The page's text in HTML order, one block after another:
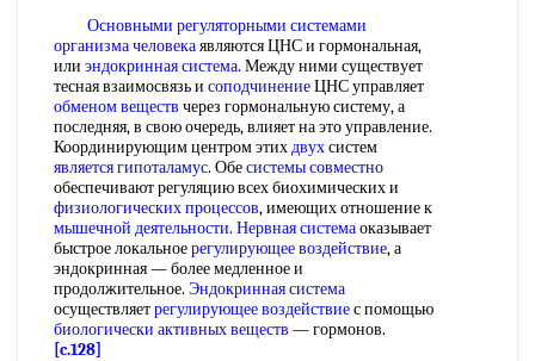
Основными регуляторными системами
организма человекаявляются ЦНС и гормональная,
или эндокринная система. Между ними существует
тесная взаимосвязь и соподчинениеЦНС управляет
обменом веществ через гормональную систему, а
последняя, в свою очередь, влияет на это управление.
Координирующим центром этихдвухсистем
является гипоталамус. Обесистемы совместно
обеспечивают регуляцию всех биохимических и
физиологических процессов, имеющих отношение к
мышечной деятельности. Нервная системаоказывает
быстрое локальноерегулирующее воздействие, а
эндокринная — более медленное и
продолжительное. Эндокринная система
осуществляетрегулирующее воздействиес помощью
биологически активных веществ — гормонов.
[c.128]